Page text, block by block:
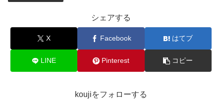
シェアする
X Facebook はてブ
LINE Pinterest コピー
koujiをフォローする